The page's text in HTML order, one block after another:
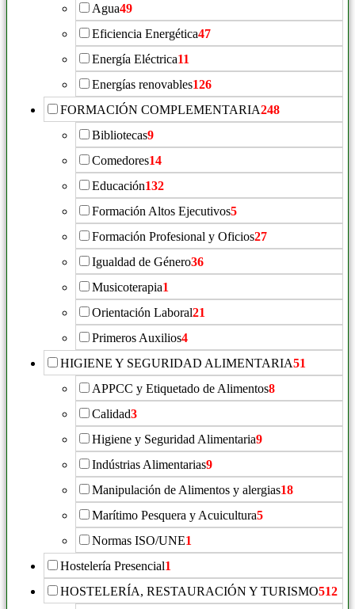
Agua49
Eficiencia Energética47
Energía Eléctrica11
Energías renovables126
FORMACIÓN COMPLEMENTARIA248
Bibliotecas9
Comedores14
Educación132
Formación Altos Ejecutivos5
Formación Profesional y Oficios27
Igualdad de Género36
Musicoterapia1
Orientación Laboral21
Primeros Auxilios4
HIGIENE Y SEGURIDAD ALIMENTARIA51
APPCC y Etiquetado de Alimentos8
Calidad3
Higiene y Seguridad Alimentaria9
Indústrias Alimentarias9
Manipulación de Alimentos y alergias18
Marítimo Pesquera y Acuicultura5
Normas ISO/UNE1
Hostelería Presencial1
HOSTELERÍA, RESTAURACIÓN Y TURISMO512